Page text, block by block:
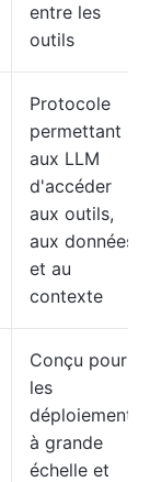
entre les
outils
Protocole
permettant
aux LLM
d'accéder
aux outils,
aux données
et au
contexte
Conçu pour
les
déploiements
à grande
échelle et